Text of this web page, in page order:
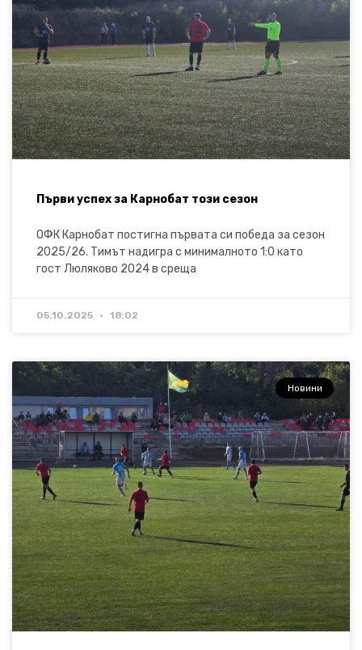
Първи успех за Карнобат този сезон
ОФК Карнобат постигна първата си победа за сезон
2025/26. Тимът надигра с минималното 1:0 като
гост Люляково 2024 в среща
05.10.2025 18:02
Новини